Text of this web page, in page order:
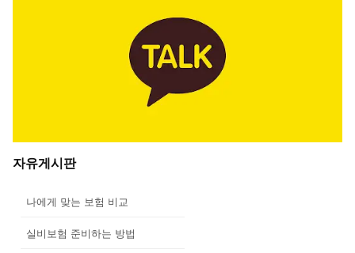
자유게시판
나에게 맞는 보험 비교
실비보험 준비하는 방법